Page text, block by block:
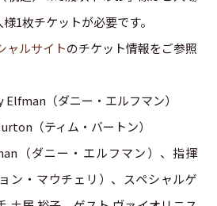
1枚チケットが必要です。
ャルサイトのチケット情報をご参照
（ダニー・エルフマン）
（ティム・バートン）
（ダニー・エルフマン）、指揮
ン・マウチェリ）、スペシャルゲ